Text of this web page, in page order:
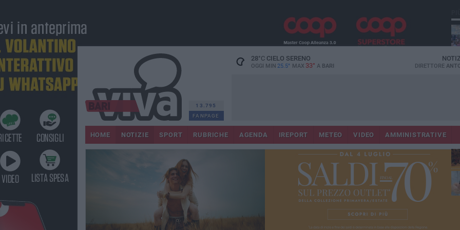
13.795
FANPAGE
28°CCIELO SERENO
OGGI MIN 25.5° MAX 33° A BARI DIRETTORE
HOME NOTIZIE SPORT RUBRICHE AGENDA IREPORT METEO VIDEO AMMINISTRATIVE